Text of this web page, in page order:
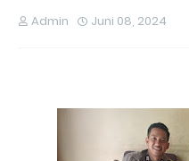
Admin Juni 08, 2024